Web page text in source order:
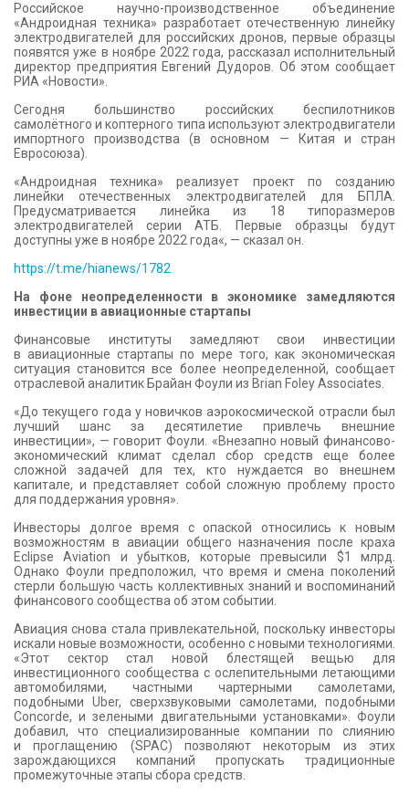
Российское научно-производственное объединение
«Андроидная техника» разработает отечественную линейку
электродвигателей для российских дронов, первые образцы
появятся уже в ноябре 2022 года, рассказал исполнительный
директор предприятия Евгений Дудоров. Об этом сообщает
РИА «Новости».
Сегодня большинство российских беспилотников
самолётного и коптерного типа используют электродвигатели
импортного производства (в основном — Китая и стран
Евросоюза).
«Андроидная техника» реализует проект по созданию
линейки отечественных электродвигателей для БПЛА.
Предусматривается линейка из 18 типоразмеров
электродвигателей серии АТБ. Первые образцы будут
доступны уже в ноябре 2022 года«, — сказал он.
https://t.me/hianews/1782
На фоне неопределенности в экономике замедляются
инвестиции в авиационные стартапы
Финансовые институты замедляют свои инвестиции
в авиационные стартапы по мере того, как экономическая
ситуация становится все более неопределенной, сообщает
отраслевой аналитик Брайан Фоули из Brian Foley Associates.
«До текущего года у новичков аэрокосмической отрасли был
лучший шанс за десятилетие привлечь внешние
инвестиции», — говорит Фоули. «Внезапно новый финансово-
экономический климат сделал сбор средств еще более
сложной задачей для тех, кто нуждается во внешнем
капитале, и представляет собой сложную проблему просто
для поддержания уровня».
Инвесторы долгое время с опаской относились к новым
возможностям в авиации общего назначения после краха
Eclipse Aviation и убытков, которые превысили $1 млрд.
Однако Фоули предположил, что время и смена поколений
стерли большую часть коллективных знаний и воспоминаний
финансового сообщества об этом событии.
Авиация снова стала привлекательной, поскольку инвесторы
искали новые возможности, особенно с новыми технологиями.
«Этот сектор стал новой блестящей вещью для
инвестиционного сообщества с ослепительными летающими
автомобилями, частными чартерными самолетами,
подобными Uber, сверхзвуковыми самолетами, подобными
Concorde, и зелеными двигательными установками». Фоули
добавил, что специализированные компании по слиянию
и проглащению (SPAC) позволяют некоторым из этих
зарождающихся компаний пропускать традиционные
промежуточные этапы сбора средств.